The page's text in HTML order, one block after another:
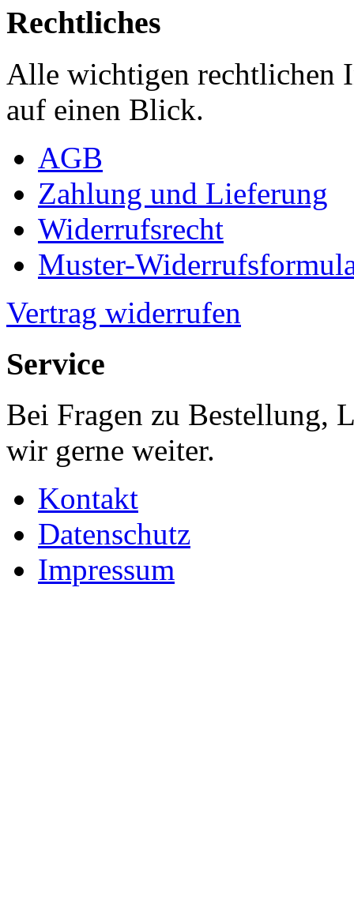
Rechtliches
Alle wichtigen rechtlichen
auf einen Blick.
AGB
Zahlung und Lieferung
Widerrufsrecht
Muster-
Vertrag widerrufen
Service
Bei Fragen zu Bestellung,
wir gerne weiter.
Kontakt
Datenschutz
Impressum